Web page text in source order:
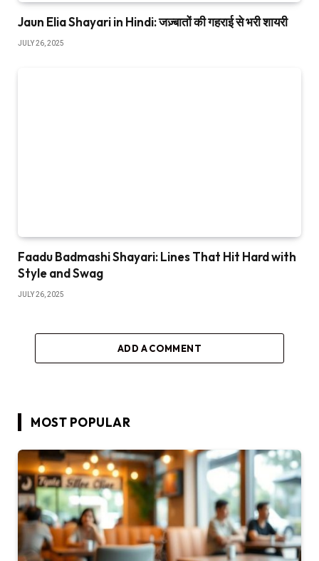
Jaun Elia Shayari in Hindi: जज़्बातों की गहराई से भरी शायरी
JULY 26, 2025
Faadu Badmashi Shayari: Lines That Hit Hard with
Style and Swag
JULY 26, 2025
ADD A COMMENT
MOST POPULAR